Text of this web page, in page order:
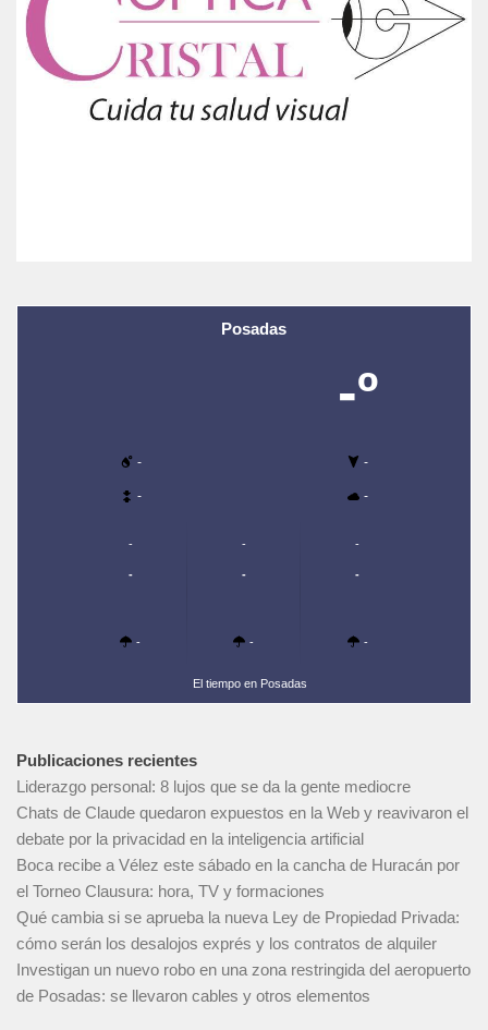
Posadas
-º
- -
- -
-
-
-
-
-
-
-
-
-
El tiempo en Posadas
Publicaciones recientes
Liderazgo personal: 8 lujos que se da la gente mediocre
Chats de Claude quedaron expuestos en la Web y reavivaron el
debate por la privacidad en la inteligencia artificial
Boca recibe a Vélez este sábado en la cancha de Huracán por
el Torneo Clausura: hora, TV y formaciones
Qué cambia si se aprueba la nueva Ley de Propiedad Privada:
cómo serán los desalojos exprés y los contratos de alquiler
Investigan un nuevo robo en una zona restringida del aeropuerto
de Posadas: se llevaron cables y otros elementos